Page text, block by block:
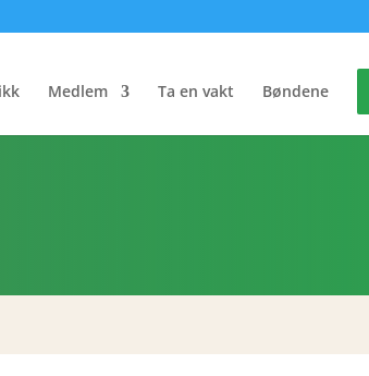
Medlem Ta en vakt Bøndene